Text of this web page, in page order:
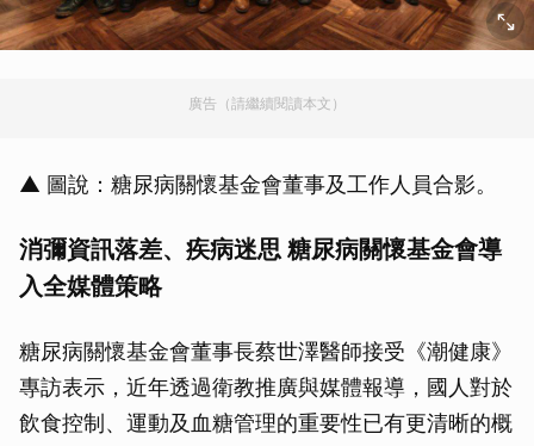
廣告（請繼續閱讀本文）
▲ 圖說：糖尿病關懷基金會董事及工作人員合影。
消彌資訊落差、疾病迷思 糖尿病關懷基金會導
入全媒體策略
糖尿病關懷基金會董事長蔡世澤醫師接受《潮健康》
專訪表示，近年透過衛教推廣與媒體報導，國人對於
飲食控制、運動及血糖管理的重要性已有更清晰的概